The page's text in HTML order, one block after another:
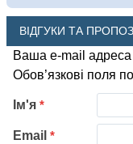
ВІДГУКИ ТА
Ваша e-mail
Обов’язкові поля
Ім'я *
Email *